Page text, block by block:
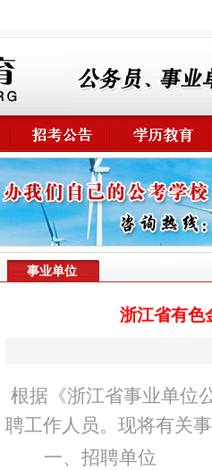
事业单位
浙江省有色
根据《浙江省事业单位
聘工作人员。现将有关
一、 招聘单位